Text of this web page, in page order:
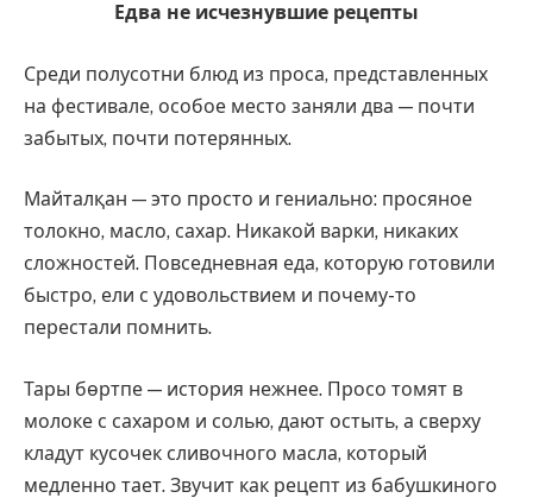
Едва не исчезнувшие рецепты
Среди полусотни блюд из проса, представленных
на фестивале, особое место заняли два — почти
забытых, почти потерянных.
Майталқан — это просто и гениально: просяное
толокно, масло, сахар. Никакой варки, никаких
сложностей. Повседневная еда, которую готовили
быстро, ели с удовольствием и почему-то
перестали помнить.
Тары бөртпе — история нежнее. Просо томят в
молоке с сахаром и солью, дают остыть, а сверху
кладут кусочек сливочного масла, который
медленно тает. Звучит как рецепт из бабушкиного